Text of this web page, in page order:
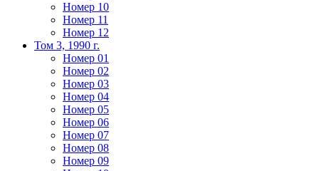
Номер 10
Номер 11
Номер 12
Том 3, 1990 г.
Номер 01
Номер 02
Номер 03
Номер 04
Номер 05
Номер 06
Номер 07
Номер 08
Номер 09